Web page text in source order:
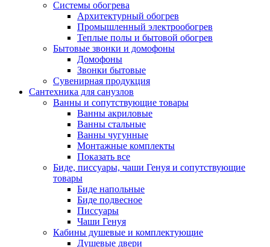
Системы обогрева
Архитектурный обогрев
Промышленный электрообогрев
Теплые полы и бытовой обогрев
Бытовые звонки и домофоны
Домофоны
Звонки бытовые
Сувенирная продукция
Сантехника для санузлов
Ванны и сопутствующие товары
Ванны акриловые
Ванны стальные
Ванны чугунные
Монтажные комплекты
Показать все
Биде, писсуары, чаши Генуя и сопутствующие
товары
Биде напольные
Биде подвесное
Писсуары
Чаши Генуя
Кабины душевые и комплектующие
Душевые двери